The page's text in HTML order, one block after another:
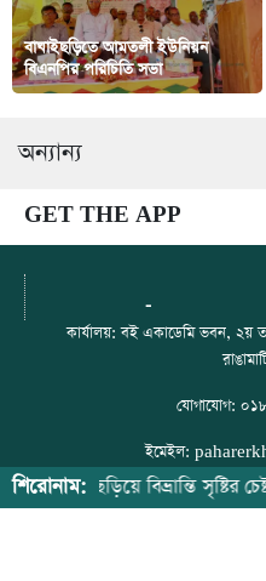
বাঘাইছড়িতে আমতলী ইউনিয়ন
বিএনপির পরিচিতি সভা
অন্যান্য
GET THE APP
-
কার্যালয়: বই একাডেমি ভবন, ২য়
যোগাযোগ:
ইমেইল:
ফেসবুক: https://
শিরোনাম:
ছড়িয়ে বিভ্রান্তি সৃষ্টির চেষ্টা